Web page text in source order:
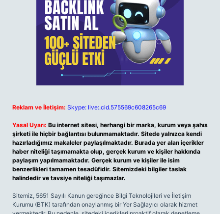
Reklam ve İletişim: Skype: live:.cid.575569c608265c69
Yasal Uyarı: Bu internet sitesi, herhangi bir marka, kurum veya şahıs
şirketi ile hiçbir bağlantısı bulunmamaktadır. Sitede yalnızca kendi
hazırladığımız makaleler paylaşılmaktadır. Burada yer alan içerikler
haber niteliği taşımamakta olup, gerçek kurum ve kişiler hakkında
paylaşım yapılmamaktadır. Gerçek kurum ve kişiler ile isim
benzerlikleri tamamen tesadüfidir. Sitemizdeki bilgiler taslak
halindedir ve tavsiye niteliği taşımazlar.
Sitemiz, 5651 Sayılı Kanun gereğince Bilgi Teknolojileri ve İletişim
Kurumu (BTK) tarafından onaylanmış bir Yer Sağlayıcı olarak hizmet